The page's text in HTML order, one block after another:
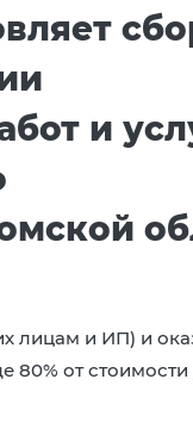
и
лицам и ИП) и
80% от стоимости